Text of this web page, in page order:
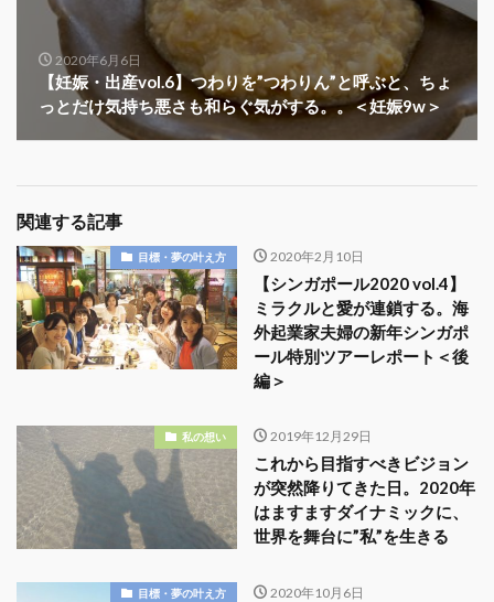
2020年6月6日
【妊娠・出産vol.6】つわりを”つわりん”と呼ぶと、ちょ
っとだけ気持ち悪さも和らぐ気がする。。＜妊娠9w＞
関連する記事
目標・夢の叶え方 2020年2月10日
【シンガポール2020 vol.4】
ミラクルと愛が連鎖する。海
外起業家夫婦の新年シンガポ
ール特別ツアーレポート＜後
編＞
私の想い 2019年12月29日
これから目指すべきビジョン
が突然降りてきた日。2020年
はますますダイナミックに、
世界を舞台に”私”を生きる
目標・夢の叶え方 2020年10月6日